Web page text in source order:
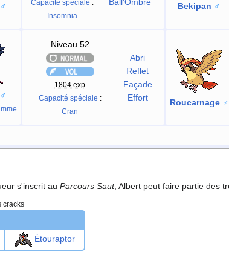
♂
Capacité spéciale :
Insomnia
Bekipan ♂
♂
Niveau 52
1804 exp
Capacité spéciale :
Cran
Abri
Reflet
Façade
Effort
Roucarnage ♂
s'inscrit au Parcours Saut, Albert peut faire partie des
cracks
Étouraptor